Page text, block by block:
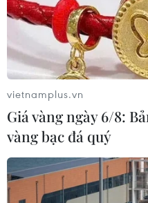
vietnamplus.vn
Giá vàng ngày 6/8:
vàng bạc đá quý